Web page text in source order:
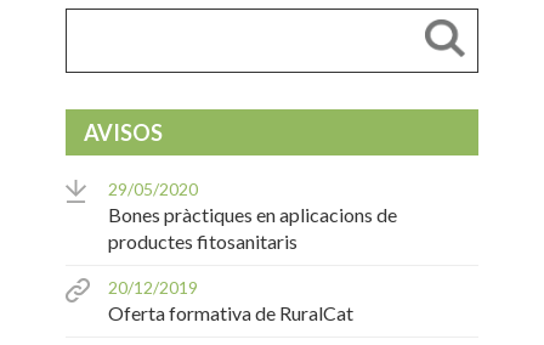
AVISOS
29/05/2020
Bones pràctiques en aplicacions de
productes fitosanitaris
20/12/2019
Oferta formativa de RuralCat